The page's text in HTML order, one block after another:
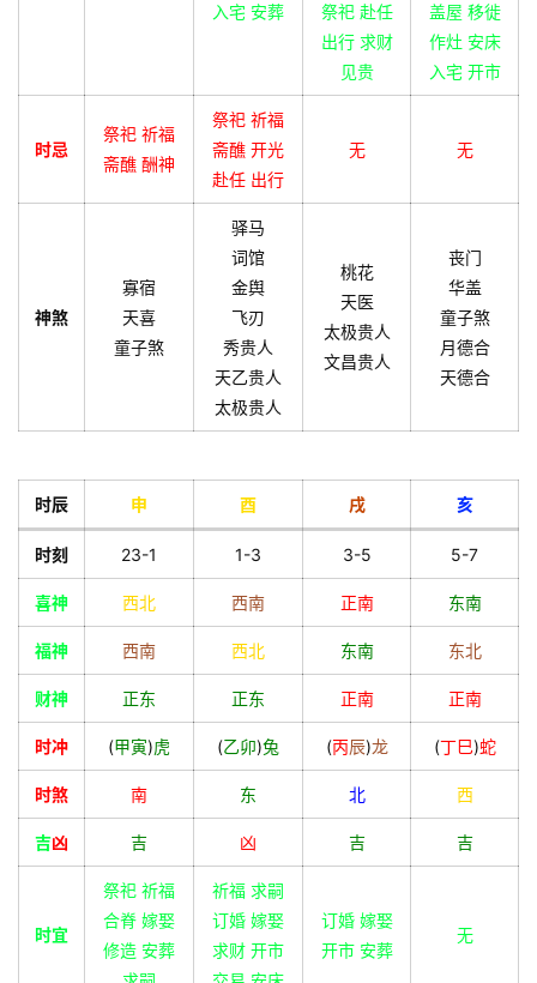
入宅 安葬
祭祀 赴任
出行 求财
见贵
盖屋 移徙
作灶 安床
入宅 开市
时忌
祭祀 祈福
斋醮 酬神
祭祀 祈福
斋醮 开光
赴任 出行
无 无
神煞
寡宿
天喜
童子煞
驿马
词馆
金舆
飞刃
秀贵人
天乙贵人
太极贵人
桃花
天医
太极贵人
文昌贵人
丧门
华盖
童子煞
月德合
天德合
时辰 申 酉 戌 亥
时刻 23-1 1-3 3-5 5-7
喜神 西北 西南 正南 东南
福神 西南 西北 东南 东北
财神 正东 正东 正南 正南
时冲 (甲寅)虎 (乙卯)兔 (丙辰)龙 (丁巳)蛇
时煞 南 东 北 西
吉凶 吉 凶 吉 吉
时宜
祭祀 祈福
合脊 嫁娶
修造 安葬
祈福 求嗣
订婚 嫁娶
求财 开市
订婚 嫁娶
开市 安葬
无